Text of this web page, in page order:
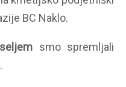
BC Naklo.
smo spremljali